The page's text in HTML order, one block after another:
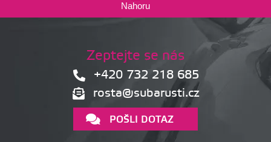
Nahoru
Zeptejte se nás
+420 732 218 685
rosta@subarusti.cz
POŠLI DOTAZ